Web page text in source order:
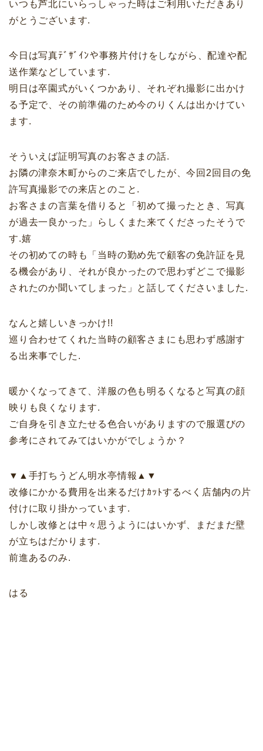
いつも芦北にいらっしゃった時はご利用いただきあり
がとうございます.
今日は写真ﾃﾞｻﾞｲﾝや事務片付けをしながら、配達や配
送作業などしています.
明日は卒園式がいくつかあり、それぞれ撮影に出かけ
る予定で、その前準備のため今のりくんは出かけてい
ます.
そういえば証明写真のお客さまの話.
お隣の津奈木町からのご来店でしたが、今回2回目の免
許写真撮影での来店とのこと.
お客さまの言葉を借りると「初めて撮ったとき、写真
が過去一良かった」らしくまた来てくださったそうで
す.嬉
その初めての時も「当時の勤め先で顧客の免許証を見
る機会があり、それが良かったので思わずどこで撮影
されたのか聞いてしまった」と話してくださいました.
なんと嬉しいきっかけ!!
巡り合わせてくれた当時の顧客さまにも思わず感謝す
る出来事でした.
暖かくなってきて、洋服の色も明るくなると写真の顔
映りも良くなります.
ご自身を引き立たせる色合いがありますので服選びの
参考にされてみてはいかがでしょうか？
▼▲手打ちうどん明水亭情報▲▼
改修にかかる費用を出来るだけｶｯﾄするべく店舗内の片
付けに取り掛かっています.
しかし改修とは中々思うようにはいかず、まだまだ壁
が立ちはだかります.
前進あるのみ.
はる